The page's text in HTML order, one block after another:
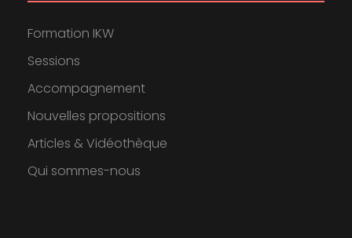
Formation IKW
Sessions
Accompagnement
Nouvelles propositions
Articles & Vidéothèque
Qui sommes-nous